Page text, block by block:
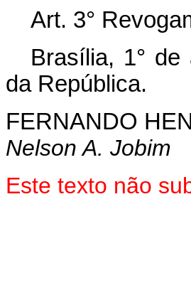
Art. 3°
Brasília, 1° de
da República.
FERNANDO
Nelson A. Jobim
Este texto não